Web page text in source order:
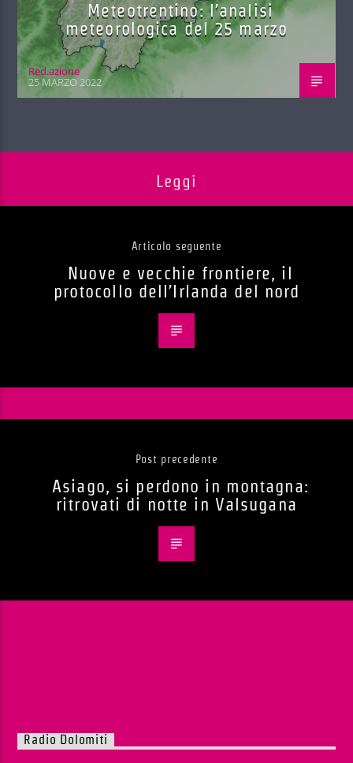
Meteotrentino: l’analisi
meteorologica del 25 marzo
Red.azione
25 MARZO 2022
Leggi
Articolo seguente
Nuove e vecchie frontiere, il
protocollo dell’Irlanda del nord
Post precedente
Asiago, si perdono in montagna:
ritrovati di notte in Valsugana
Radio Dolomiti